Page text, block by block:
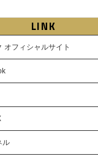
LINK
オフィシャルサイト
ル